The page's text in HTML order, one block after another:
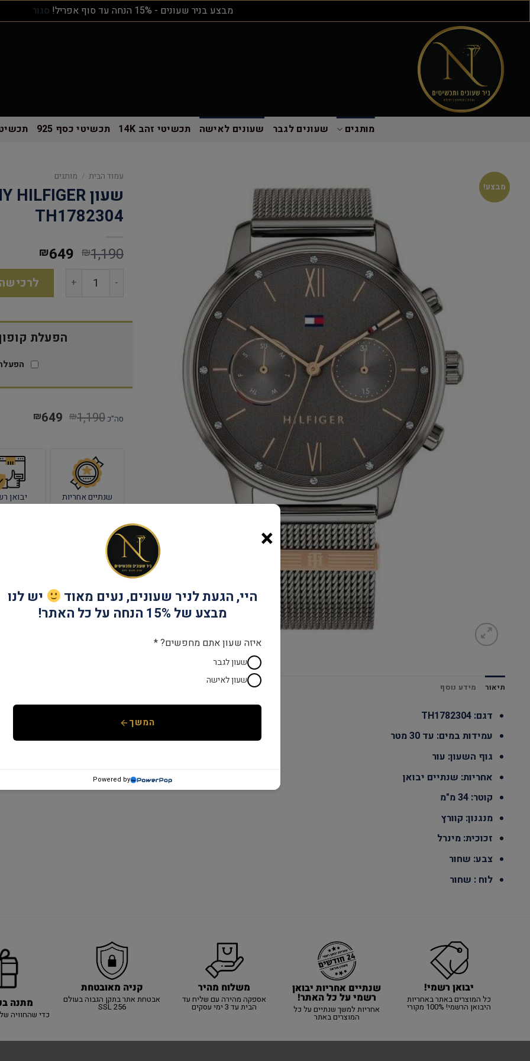
מבצע בניר שעונים - 15% הנחה עד סוף אפריל! סגור
מותגים שעונים לגבר שעונים לאישה תכשיטי זהב 14K תכשיטי כסף 925
מבצע!
עמוד הבית / מותגים
TH1782304
₪1,190
₪649
לרכישה
הפעלת קופון 15%
סה"כ ₪1,190
₪649
שנתיים אחריות יבואן
מק"ט:
קטגוריות:
תיאור מידע נוסף
דגם: TH1782304
עמידות במים: עד 30 מטר
גוף השעון: עור
אחריות: שנתיים יבואן
קוטר: 34 מ"מ
מנגנון: קוורץ
זכוכית: מינרל
צבע: שחור
לוח : שחור
יבואן רשמי!
כל המוצרים באתר באחריות
היבואן הרשמי! 100% מקורי
שנתיים אחריות יבואן
רשמי על כל האתר!
אחריות למשך שנתיים על כל
המוצרים באתר
משלוח מהיר
אספקה מהירה עם שליח עד
הבית עד 3 ימי עסקים
קניה מאובטחת
אבטחת אתר בתקן הגבוה בעולם
SSL 256 מתנה
כדי שהחוויה
×
היי, הגעת לניר שעונים, נעים מאוד
יש לנו
מבצע של 15% הנחה על כל האתר!
איזה שעון אתם מחפשים? *
שעון לגבר
שעון לאישה
המשך
Powered by